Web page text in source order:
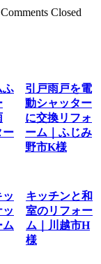
Comments Closed
引戸雨戸を電
動シャッター
に交換リフォ
ーム｜ふじみ
野市K様
キッチンと和
室のリフォー
ム｜川越市H
様